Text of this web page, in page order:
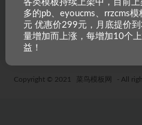
5 年前 35 19.9
Copyright © 2021 菜鸟模板网 - All
各类模板持续上架中，目前
多的pb、eyoucms、rrzcms
元 优惠价299元，月底提价
量增加而上涨，每增加10个
益！